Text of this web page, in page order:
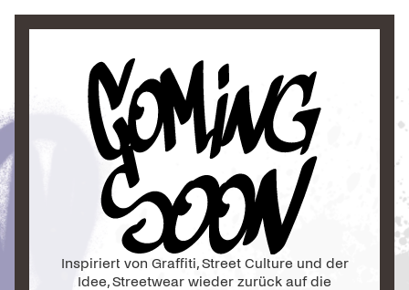
Inspiriert von Graffiti, Street Culture und der
Idee, Streetwear wieder zurück auf die